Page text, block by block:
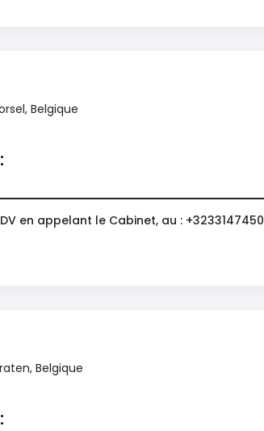
Belgique
en appelant le Cabinet, au : +3233147450
Belgique